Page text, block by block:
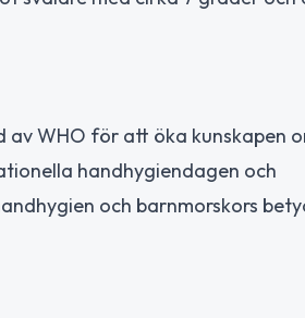
WHO för att öka kunskapen
handhygiendagen och
och barnmorskors